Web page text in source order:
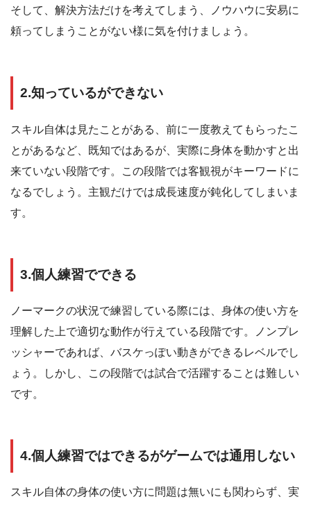
そして、解決方法だけを考えてしまう、ノウハウに安易に
頼ってしまうことがない様に気を付けましょう。
2.知っているができない
スキル自体は見たことがある、前に一度教えてもらったこ
とがあるなど、既知ではあるが、実際に身体を動かすと出
来ていない段階です。この段階では客観視がキーワードに
なるでしょう。主観だけでは成長速度が鈍化してしまいま
す。
3.個人練習でできる
ノーマークの状況で練習している際には、身体の使い方を
理解した上で適切な動作が行えている段階です。ノンプレ
ッシャーであれば、バスケっぽい動きができるレベルでし
ょう。しかし、この段階では試合で活躍することは難しい
です。
4.個人練習ではできるがゲームでは通用しない
スキル自体の身体の使い方に問題は無いにも関わらず、実